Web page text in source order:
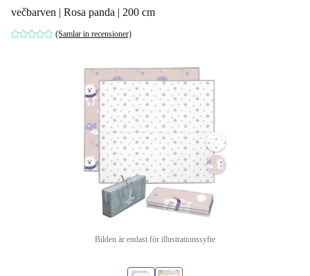
večbarven | Rosa panda | 200 cm
(Samlar in recensioner)
Bilden är endast för illustrationssyfte